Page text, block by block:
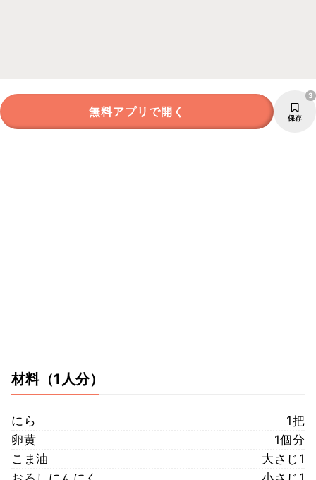
無料アプリで開く 保存
3
材料（1人分）
にら
1把
卵黄
1個分
こま油
大さじ1